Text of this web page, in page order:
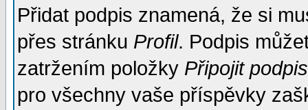
Přidat podpis znamená, že si
přes stránku Profil. Podpis
zatržením položky Připojit podpis
pro všechny vaše příspěvky